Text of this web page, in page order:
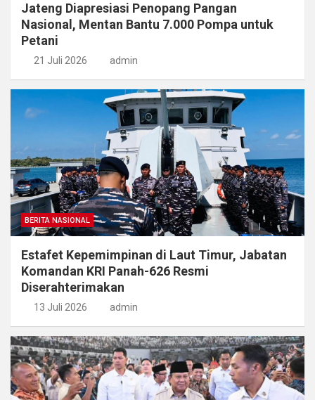
Jateng Diapresiasi Penopang Pangan
Nasional, Mentan Bantu 7.000 Pompa untuk
Petani
21 Juli 2026 admin
BERITA NASIONAL
Estafet Kepemimpinan di Laut Timur, Jabatan
Komandan KRI Panah-626 Resmi
Diserahterimakan
13 Juli 2026 admin